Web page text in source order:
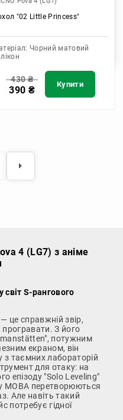
"02 Little Princess"
Чорний матовий
430₴
390 ₴ Купити
4 (LG7) з аніме
світ S-рангового
це справжній звір,
програвати. З його
потужним
екраном, він
з таємних лабораторій
для отаку: на
епізоду "Solo Leveling"
MOBA перетворюються
Але навіть такий
потребує гідної